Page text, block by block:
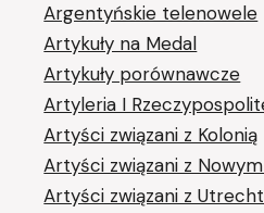
Argentyńskie telenowele
Artykuły na Medal
Artykuły porównawcze
Artyleria I
Artyści związani z Kolonią
Artyści związani z
Artyści związani z